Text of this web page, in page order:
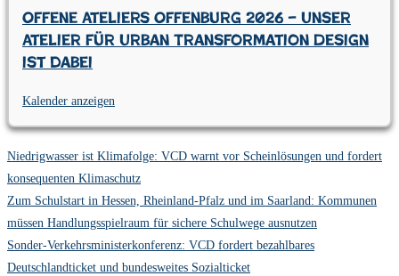
Offene Ateliers Offenburg 2026 – Unser
Atelier für Urban Transformation Design
ist dabei
Kalender anzeigen
Niedrigwasser ist Klimafolge: VCD warnt vor Scheinlösungen und fordert
konsequenten Klimaschutz
Zum Schulstart in Hessen, Rheinland-Pfalz und im Saarland: Kommunen
müssen Handlungsspielraum für sichere Schulwege ausnutzen
Sonder-Verkehrsministerkonferenz: VCD fordert bezahlbares
Deutschlandticket und bundesweites Sozialticket